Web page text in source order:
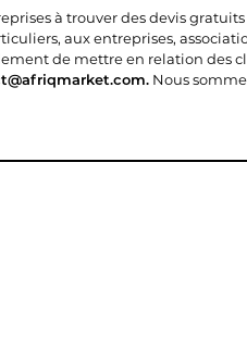
à trouver des devis
aux entreprises,
de mettre en relation des
Nous